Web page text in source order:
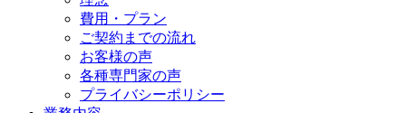
費用・プラン
ご契約までの流れ
お客様の声
各種専門家の声
プライバシーポリシー